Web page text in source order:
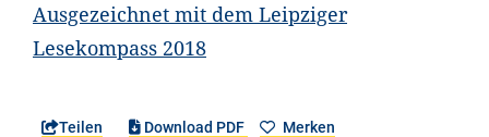
Ausgezeichnet mit dem Leipziger
Lesekompass 2018
Teilen Download PDF Merken